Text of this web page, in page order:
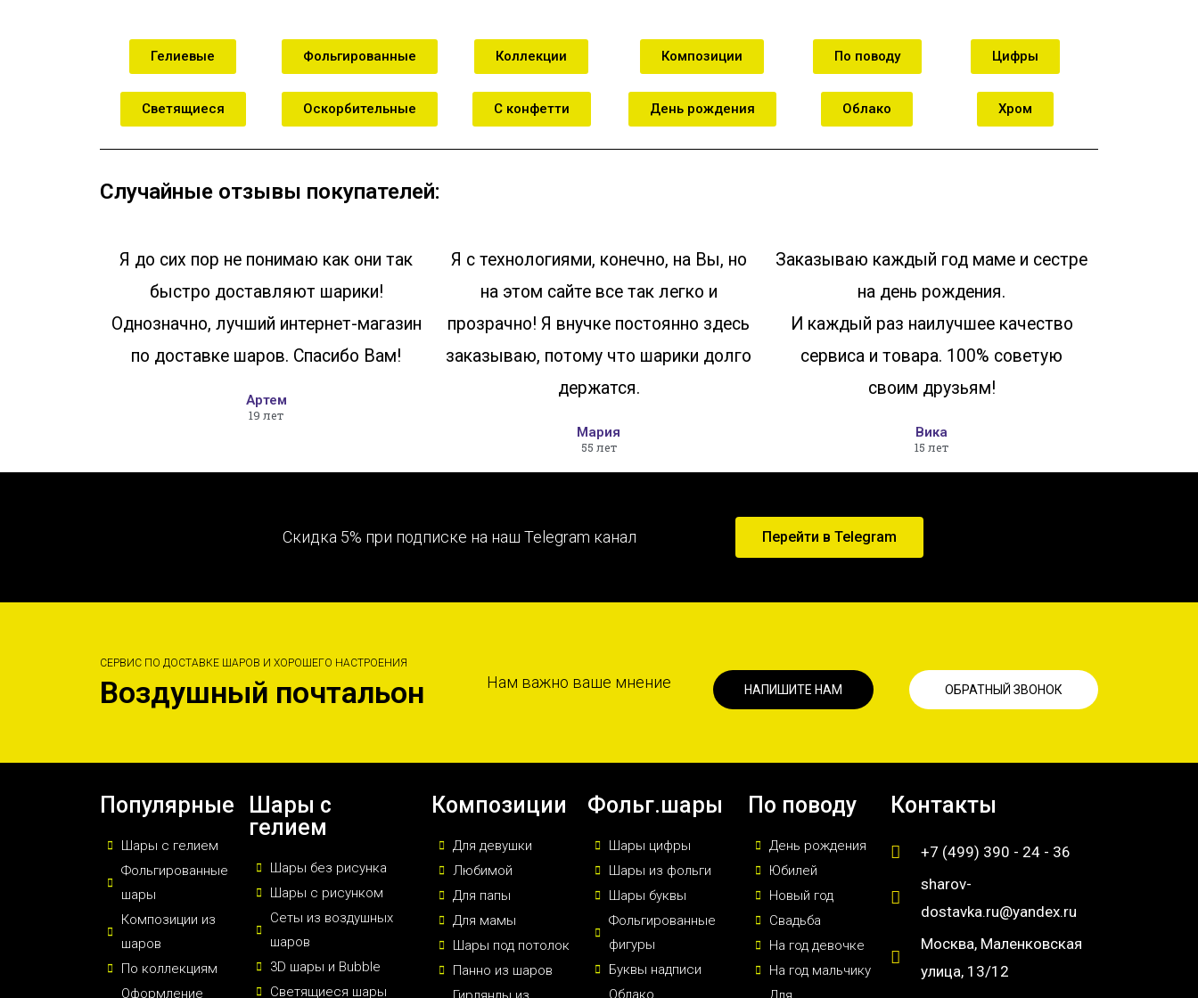
Гелиевые
Светящиеся
Фольгированные
Оскорбительные
Коллекции
С конфетти
Композиции
День рождения
По поводу
Облако
Цифры
Хром
Случайные отзывы покупателей:
Я до сих пор не понимаю как они так
быстро доставляют шарики!
Однозначно, лучший интернет-магазин
по доставке шаров. Спасибо Вам!
Артем
19 лет
Я с технологиями, конечно, на Вы, но
на этом сайте все так легко и
прозрачно! Я внучке постоянно здесь
заказываю, потому что шарики долго
держатся.
Мария
55 лет
Заказываю каждый год маме и сестре
на день рождения.
И каждый раз наилучшее качество
сервиса и товара. 100% советую
своим друзьям!
Вика
15 лет
Скидка 5% при подписке на наш Telegram канал Перейти в Telegram
СЕРВИС ПО ДОСТАВКЕ ШАРОВ И ХОРОШЕГО НАСТРОЕНИЯ
Воздушный почтальон Нам важно ваше мнение НАПИШИТЕ НАМ ОБРАТНЫЙ ЗВОНОК
Популярные
Шары с гелием
Фольгированные
шары
Композиции из
шаров
По коллекциям
Оформление
Шары с
гелием
Шары без рисунка
Шары с рисунком
Сеты из воздушных
шаров
3D шары и Bubble
Светящиеся шары
Композиции
Для девушки
Любимой
Для папы
Для мамы
Шары под потолок
Панно из шаров
Фольг.шары
Шары цифры
Шары из фольги
Шары буквы
Фольгированные
фигуры
Буквы надписи
Облако
По поводу
День рождения
Юбилей
Новый год
Свадьба
На год девочке
На год мальчику
Контакты
+7 (499) 390 - 24 - 36
sharov-
dostavka.ru@yandex.ru
Москва, Маленковская
улица, 13/12